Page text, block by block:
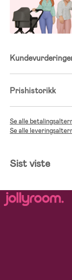
Prishistorikk
Se alle
Se alle
Sist viste